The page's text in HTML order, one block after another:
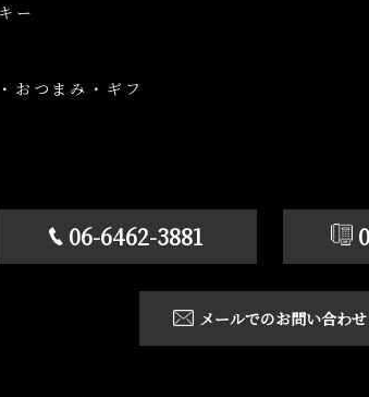
ー
おつまみ・ギフ
06-6462-3881
メールでのお問い合わせ